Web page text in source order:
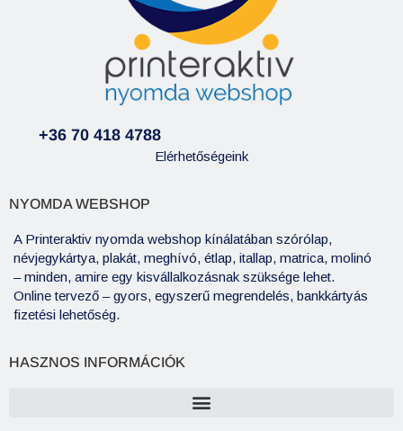
+36 70 418 4788
Elérhetőségeink
NYOMDA WEBSHOP
A Printeraktiv nyomda webshop kínálatában szórólap,
névjegykártya, plakát, meghívó, étlap, itallap, matrica, molinó
– minden, amire egy kisvállalkozásnak szüksége lehet.
Online tervező – gyors, egyszerű megrendelés, bankkártyás
fizetési lehetőség.
HASZNOS INFORMÁCIÓK